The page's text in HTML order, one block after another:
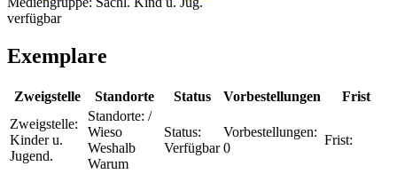
verfügbar
Exemplare
Zweigstelle Standorte Status Vorbestellungen
Frist
Zweigstelle:
Kinder u.
Jugend.
Standorte: /
Wieso
Weshalb
Warum
Status:
Verfügbar
Vorbestellungen:
0
Frist: